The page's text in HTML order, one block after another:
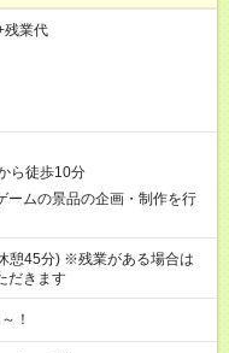
業代
ら徒歩10分
ームの景品の企画・制作を行
45分) ※残業がある場合は
だきます
！